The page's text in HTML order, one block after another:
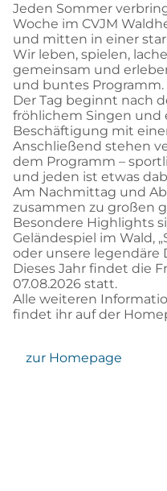
Jeden Sommer
Woche im CVJM
und mitten in einer
Wir leben, spielen,
gemeinsam und
und buntes Programm.
Der Tag beginnt nach
fröhlichem Singen und
Beschäftigung mit
Anschließend stehen
dem Programm –
und jeden ist etwas
Am Nachmittag und
zusammen zu großen
Besondere Highlights
Geländespiel im Wald,
oder unsere legendäre
Dieses Jahr findet die
07.08.2026 statt.
Alle weiteren
findet ihr auf der
zur Homepage